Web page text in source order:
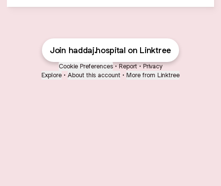
Join haddaj.hospital on Linktree
Cookie Preferences • Report • Privacy
Explore • About this account • More from Linktree